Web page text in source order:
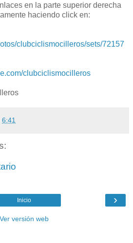
en la parte superior derecha
haciendo click en:
clubciclismocilleros/sets/72157
clubciclismocilleros
6:41
›
Inicio
Ver versión web